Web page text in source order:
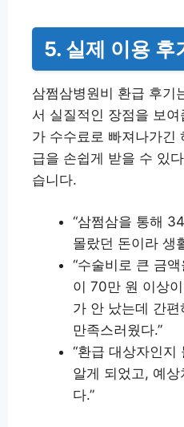
5. 실제 이용 후
삼쩜삼병원비 환급 후기
서 실질적인 장점을 보
가 수수료로 빠져나가긴
급을 손쉽게 받을 수 있
습니다.
“삼쩜삼을 통해
몰랐던 돈이라 생
“수술비로 큰 금
이 70만 원 이상
가 안 났는데 간
만족스러웠다.”
“환급 대상자인지
알게 되었고, 예
다.”